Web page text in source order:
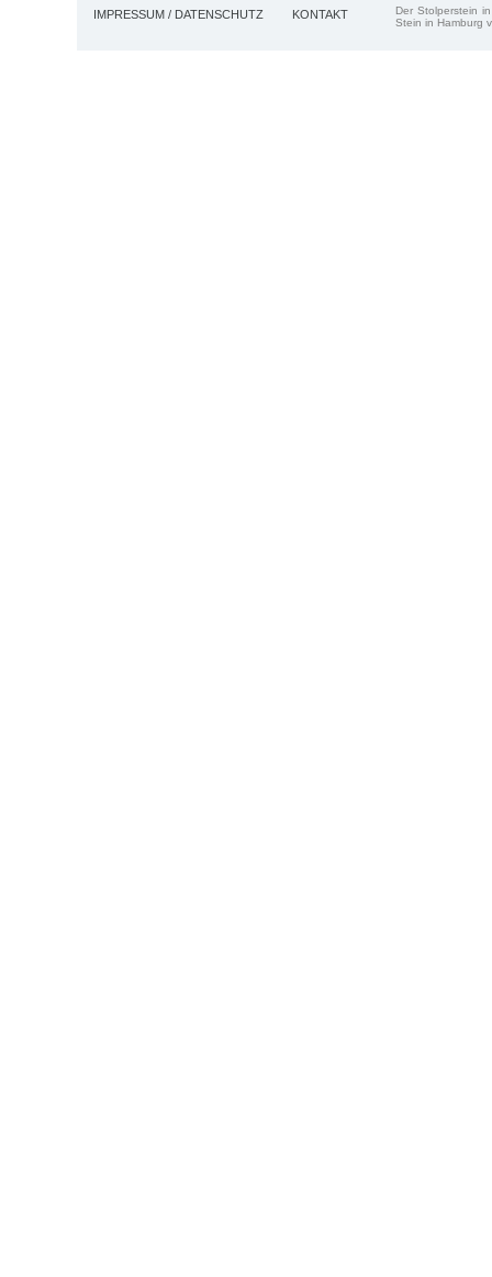
IMPRESSUM / DATENSCHUTZ KONTAKT
Der Stolperstein
Stein in Hamburg